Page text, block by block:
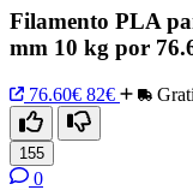
Filamento PLA
mm 10 kg por
76.60€ 82€
155
0